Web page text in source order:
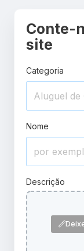
Conte-
site
Categoria
Nome
Descrição